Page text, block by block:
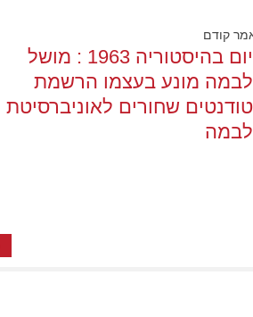
קודם
היום בהיסטוריה 1963 : מושל
מונע בעצמו הרשמת
שחורים לאוניברסיטת